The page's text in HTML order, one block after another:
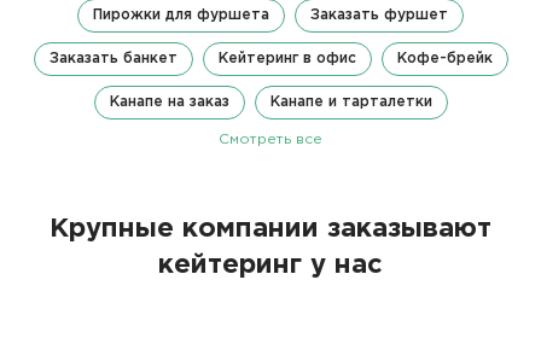
Пирожки для фуршета Заказать фуршет
Заказать банкет Кейтеринг в офис Кофе-брейк
Канапе на заказ Канапе и тарталетки
Смотреть все
Крупные компании заказывают
кейтеринг у нас